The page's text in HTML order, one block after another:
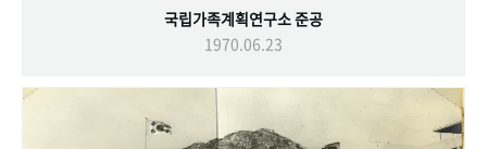
국립가족계획연구소 준공
1970.06.23